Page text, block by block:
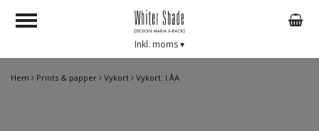
Hem Prints & papper Vykort Vykort: I ÅA
Inkl. moms▾